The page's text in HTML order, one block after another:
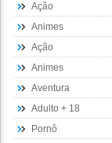
Ação
Animes
Ação
Animes
Aventura
Adulto + 18
Pornô